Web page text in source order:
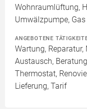
Wohnraumlüftung,
Umwälzpumpe, Gas
ANGEBOTENE
Wartung,
Austausch,
Thermostat,
Lieferung, Tarif